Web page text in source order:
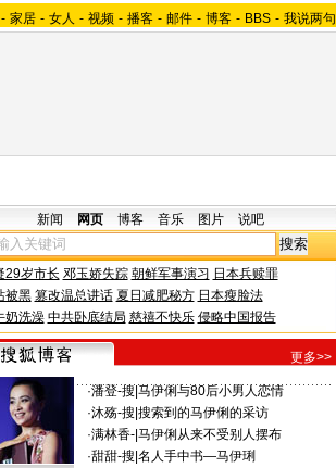
- 家居 - 女人 - 视频 - 播客 - 邮件 - 博客 - BBS - 我说两句
新闻 网页 博客 音乐 图片 说吧
29岁市长 邓玉娇失踪 朝鲜军事演习 日本兵赎罪
被黑 篡改温总讲话 夏日减肥秘方 日本瘦脸法
奶洗澡 中共卧底结局 慈禧不快乐 侵略中国报告
更多>>
·潘登-搜 马伊俐与80后小男人恋情
·沐殇-搜 搜索到的马伊俐的采访
·满林香-| 马伊俐从来不受别人摆布
·甜甜-搜 名人手中书—马伊琍